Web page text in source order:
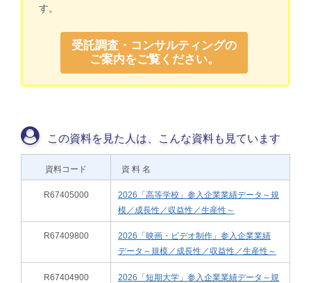
す。
受託調査・コンサルティングの
ご案内をご覧ください。
この資料を見た人は、こんな資料も見ています
資料コード 資 料 名
R67405000
2026「高等学校」参入企業業績データ～規
模／成長性／収益性／生産性～
R67409800
2026「映画・ビデオ制作」参入企業業績
データ～規模／成長性／収益性／生産性～
R67404900
2026「短期大学」参入企業業績データ～規